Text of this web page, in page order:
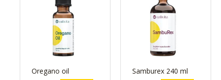
Oregano oil Samburex 240 ml